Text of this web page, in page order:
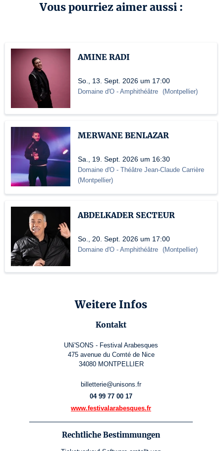
Vous pourriez aimer aussi :
AMINE RADI
So., 13. Sept. 2026 um 17:00
Domaine d'O - Amphithéâtre (Montpellier)
MERWANE BENLAZAR
Sa., 19. Sept. 2026 um 16:30
Domaine d'O - Théâtre Jean-Claude Carrière
(Montpellier)
ABDELKADER SECTEUR
So., 20. Sept. 2026 um 17:00
Domaine d'O - Amphithéâtre (Montpellier)
Weitere Infos
Kontakt
UNi'SONS - Festival Arabesques
475 avenue du Comté de Nice
34080 MONTPELLIER
billetterie@unisons.fr
04 99 77 00 17
www.festivalarabesques.fr
Rechtliche Bestimmungen